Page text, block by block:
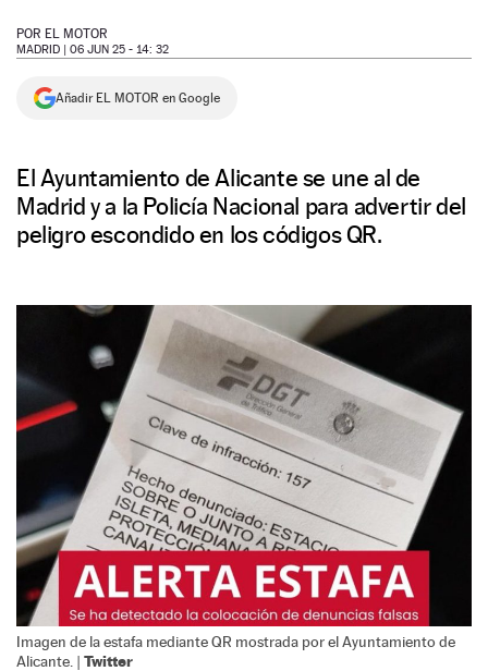
NEWSLETTER
SÍGUENOS
POR EL MOTOR
MADRID | 06 JUN 25 - 14: 32
Añadir EL MOTOR en Google
El Ayuntamiento de Alicante se une al de
Madrid y a la Policía Nacional para advertir del
peligro escondido en los códigos QR.
Imagen de la estafa mediante QR mostrada por el Ayuntamiento de
Alicante. | Twitter